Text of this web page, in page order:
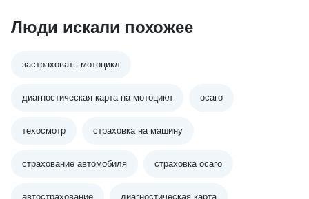
Люди искали похожее
застраховать мотоцикл
диагностическая карта на мотоцикл осаго
техосмотр страховка на машину
страхование автомобиля страховка осаго
автострахование диагностическая карта